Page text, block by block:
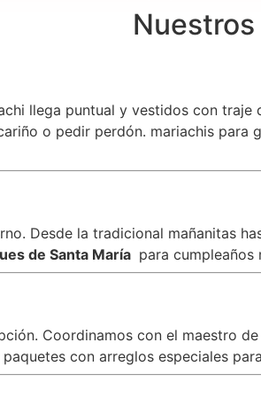
llega puntual y vestidos con
o pedir perdón. mariachis para
Desde la tradicional mañanitas
de Santa María para cumpleaños
Coordinamos con el maestro
con arreglos especiales